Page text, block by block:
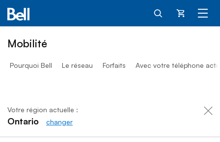
Panier
Mobilité
Pourquoi Bell Le réseau Forfaits Avec votre téléphone
Votre région actuelle :
Ontario changer